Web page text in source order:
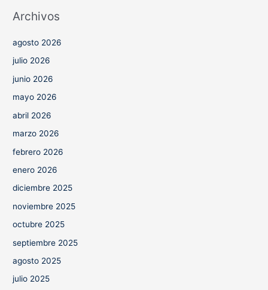
Archivos
agosto 2026
julio 2026
junio 2026
mayo 2026
abril 2026
marzo 2026
febrero 2026
enero 2026
diciembre 2025
noviembre 2025
octubre 2025
septiembre 2025
agosto 2025
julio 2025